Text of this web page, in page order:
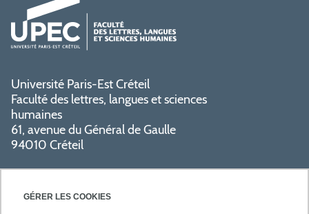
GÉRER LES COOKIES
Université Paris-Est Créteil
Faculté des lettres, langues et sciences
humaines
61, avenue du Général de Gaulle
94010 Créteil